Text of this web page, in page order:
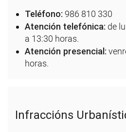
Teléfono: 986 810 330
Atención telefónica: de
a 13:30 horas.
Atención presencial:
horas.
Infraccións